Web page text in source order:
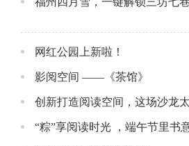
网红公园上新啦！
影阅空间 ——《茶馆》
创新打造阅读空间，这场沙龙太
“粽”享阅读时光 ，端午节里书